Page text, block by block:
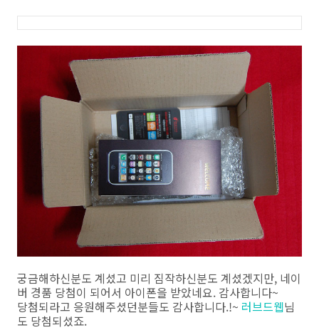
궁금해하신분도 계셨고 미리 짐작하신분도 계셨겠지만, 네이
버 경품 당첨이 되어서 아이폰을 받았네요. 감사합니다~
당첨되라고 응원해주셨던분들도 감사합니다.!~ 러브드웹님
도 당첨되셨죠.